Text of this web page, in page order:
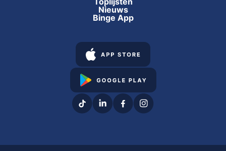
Nieuws
Binge App